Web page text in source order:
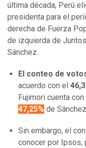
última década, Perú
presidenta para el
derecha de Fuerza
de izquierda de
Sánchez.
El conteo de
acuerdo con el
Fujimori cuenta con
47,25% de
Sin embargo, el
conocer por Ipsos,